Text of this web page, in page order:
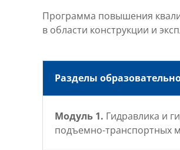
Программа повышения
в области конструкции и
Разделы
Модуль 1. Гидравлика и
подъемно-транспортных